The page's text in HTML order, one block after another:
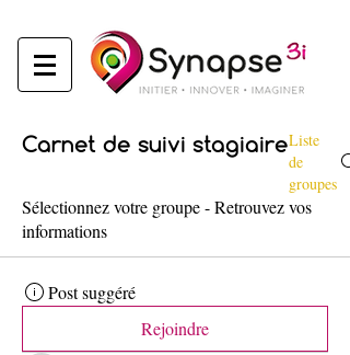
Carnet de suivi stagiaireListe
de
groupes
Sélectionnez votre groupe - Retrouvez vos
informations
Post suggéré
Rejoindre